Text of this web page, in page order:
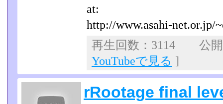
at:
http://www.asahi-net.or.jp/
再生回数：3114 公
YouTubeで見る ]
rRootage final